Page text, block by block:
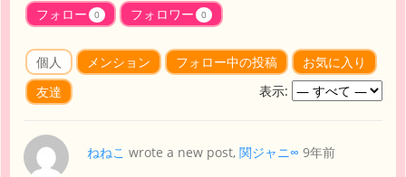
フォロー 0 フォロワー 0
個人 メンション フォロー中の投稿
お気に入り
友達
表示:
ねねこ wrote a new post, 関ジャニ∞ 9年前